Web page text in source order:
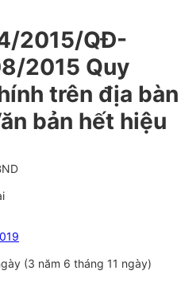
2015/QĐ-
2015 Quy
trên địa bàn
bản hết hiệu
(3 năm 6 tháng 11 ngày)